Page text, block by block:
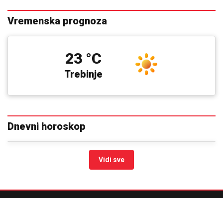
Vremenska prognoza
Trebinje
23 °C
Dnevni horoskop
Vidi sve